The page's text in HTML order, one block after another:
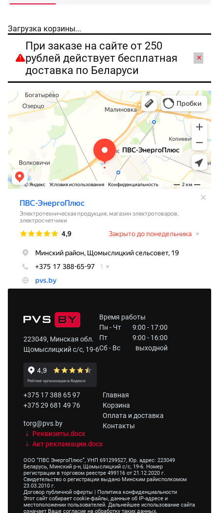
Загрузка корзины...
При заказе на сайте от 250
рублей действует бесплатная
доставка по Беларуси
×
223049, Минская обл.
Щомыслицкий с/с, 19-6
Время работы
Пн - Чт
9:00 - 17:00
Пт
9:00 - 16:00
Сб - Вс
выходной
+375 17 388 65 97
+375 29 681 49 76
torg@pvs.by
Реквизиты.docx
Акт рекламации.docx
Главная
Корзина
Оплата и доставка
Контакты
ООО “ПВС ЭнергоПлюс”, УНП 691299527, Юр. адрес: 223049
Беларусь, Минский р-н, Щомыслицкий с/с, 19-6. Номер
регистрации в торговом реестре 499116 от 21.12.2020 г.
Свидетельство о регистрации выдано Минским райисполкомом
23.03.2010 г.
Договор публичной оферты | Политика конфиденциальности
Этот сайт собирает cookie-файлы, данные об IP-адресе и
местоположении пользователей. Дальнейшее использование сайта
означает Ваше согласие на обработку таких данных.